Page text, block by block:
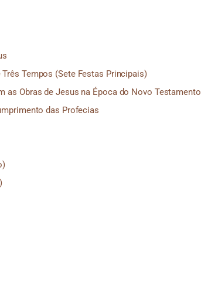
Tempos (Sete Festas Principais)
as Obras de Jesus na Época do Novo Testamento
das Profecias